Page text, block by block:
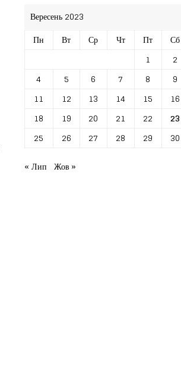
Вересень 2023
Пн
Вт Ср Чт Пт Сб
1
2
4
5 6 7 8 9
11
12 13 14 15 16
18
19 20 21 22 23
25
26 27 28 29
30
« Лип Жов »